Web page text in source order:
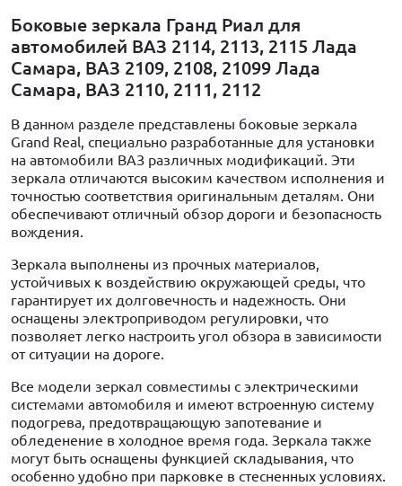
Боковые зеркала Гранд Риал для
автомобилей ВАЗ 2114, 2113, 2115 Лада
Самара, ВАЗ 2109, 2108, 21099 Лада
Самара, ВАЗ 2110, 2111, 2112
В данном разделе представлены боковые зеркала
Grand Real, специально разработанные для установки
на автомобили ВАЗ различных модификаций. Эти
зеркала отличаются высоким качеством исполнения и
точностью соответствия оригинальным деталям. Они
обеспечивают отличный обзор дороги и безопасность
вождения.
Зеркала выполнены из прочных материалов,
устойчивых к воздействию окружающей среды, что
гарантирует их долговечность и надежность. Они
оснащены электроприводом регулировки, что
позволяет легко настроить угол обзора в зависимости
от ситуации на дороге.
Все модели зеркал совместимы с электрическими
системами автомобиля и имеют встроенную систему
подогрева, предотвращающую запотевание и
обледенение в холодное время года. Зеркала также
могут быть оснащены функцией складывания, что
особенно удобно при парковке в стесненных условиях.